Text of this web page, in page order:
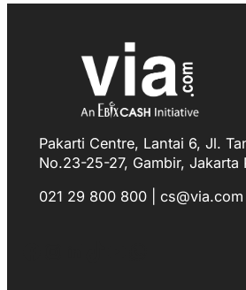
Pakarti Centre, Lantai 6, Jl.
No.23-25-27, Gambir, Jakarta
021 29 800 800 |